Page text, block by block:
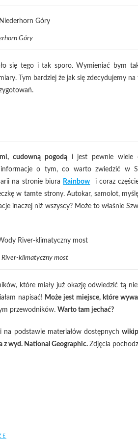
Góry
się tego i tak sporo. Wymieniać bym
Tym bardziej że jak się zdecydujemy
cudowną pogodąi jest pewnie wiele
o tym, co warto zwiedzić w
na stronie biura
Rainbow i coraz
w tamte strony. Autokar, samolot,
inaczej niż wszyscy? Może to właśnie
River-klimatyczny most
które miały już okazję odwiedzić tą
napisać! Może jest miejsce, które
przewodników. Warto tam jechać?
i na podstawie materiałów dostępnych
z wyd. National Geographic. Zdjęcia